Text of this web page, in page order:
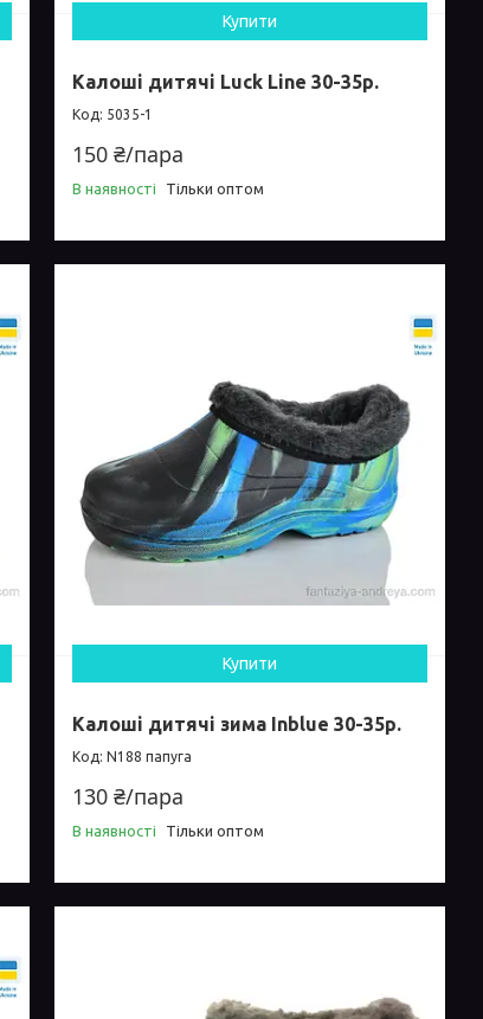
Купити
Калоші дитячі Luck Line 30-35р.
5035-1
150 ₴/пара
В наявності Тільки оптом
Купити
Калоші дитячі зима Inblue 30-35р.
N188 папуга
130 ₴/пара
В наявності Тільки оптом